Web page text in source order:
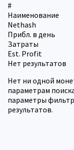
#
Наименование
Nethash
Прибл. в день
Затраты
Est. Profit
Нет результатов
Нет ни одной
параметрам
параметры
результатов.